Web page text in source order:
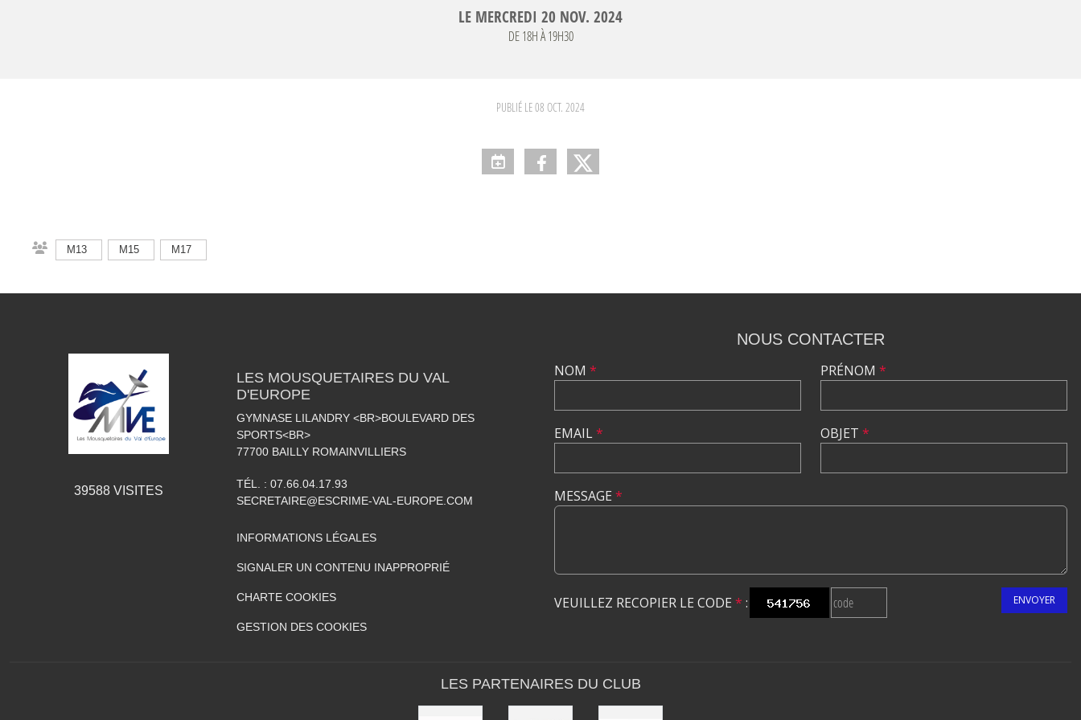
LE MERCREDI 20 NOV. 2024
DE 18H À 19H30
PUBLIÉ LE08 OCT. 2024
M13 M15 M17
39588VISITES
LES MOUSQUETAIRES DU VAL
D'EUROPE
GYMNASE LILANDRY <BR>BOULEVARD DES
SPORTS<BR>
77700 BAILLY ROMAINVILLIERS
TÉL. : 07.66.04.17.93
SECRETAIRE@ESCRIME-VAL-EUROPE.COM
INFORMATIONS LÉGALES
SIGNALER UN CONTENU INAPPROPRIÉ
CHARTE COOKIES
GESTION DES COOKIES
NOUS CONTACTER
NOM *
EMAIL*
PRÉNOM *
OBJET *
MESSAGE *
VEUILLEZ RECOPIER LE CODE * : ENVOYER
LES PARTENAIRES DU CLUB